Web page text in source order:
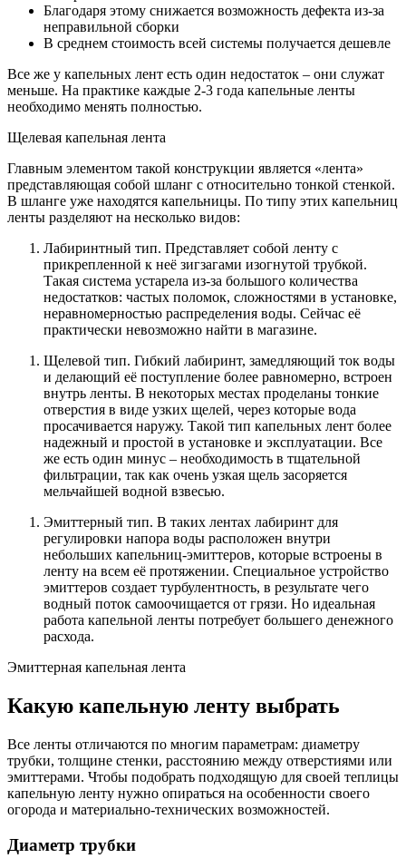
Благодаря этому снижается возможность дефекта из-за
неправильной сборки
В среднем стоимость всей системы получается дешевле
Все же у капельных лент есть один недостаток – они служат
меньше. На практике каждые 2-3 года капельные ленты
необходимо менять полностью.
Щелевая капельная лента
Главным элементом такой конструкции является «лента»
представляющая собой шланг с относительно тонкой стенкой.
В шланге уже находятся капельницы. По типу этих капельниц
ленты разделяют на несколько видов:
Лабиринтный тип. Представляет собой ленту с
прикрепленной к неё зигзагами изогнутой трубкой.
Такая система устарела из-за большого количества
недостатков: частых поломок, сложностями в установке,
неравномерностью распределения воды. Сейчас её
практически невозможно найти в магазине.
Щелевой тип. Гибкий лабиринт, замедляющий ток воды
и делающий её поступление более равномерно, встроен
внутрь ленты. В некоторых местах проделаны тонкие
отверстия в виде узких щелей, через которые вода
просачивается наружу. Такой тип капельных лент более
надежный и простой в установке и эксплуатации. Все
же есть один минус – необходимость в тщательной
фильтрации, так как очень узкая щель засоряется
мельчайшей водной взвесью.
Эмиттерный тип. В таких лентах лабиринт для
регулировки напора воды расположен внутри
небольших капельниц-эмиттеров, которые встроены в
ленту на всем её протяжении. Специальное устройство
эмиттеров создает турбулентность, в результате чего
водный поток самоочищается от грязи. Но идеальная
работа капельной ленты потребует большего денежного
расхода.
Эмиттерная капельная лента
Какую капельную ленту выбрать
Все ленты отличаются по многим параметрам: диаметру
трубки, толщине стенки, расстоянию между отверстиями или
эмиттерами. Чтобы подобрать подходящую для своей теплицы
капельную ленту нужно опираться на особенности своего
огорода и материально-технических возможностей.
Диаметр трубки